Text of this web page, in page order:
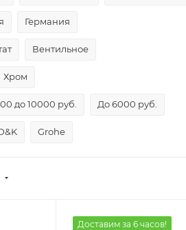
Германия
Вентильное
Хром
до 10000 руб. До 6000 руб.
Grohe
Доставим за 6 часов!